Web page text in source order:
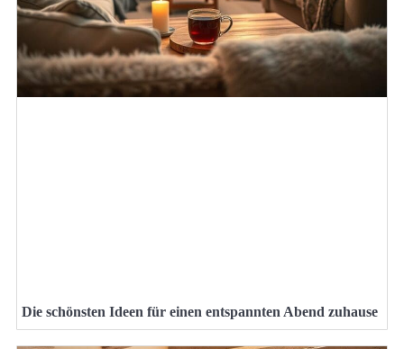
Die schönsten Ideen für einen entspannten Abend zuhause